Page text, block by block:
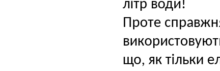
літр води!
Проте
що, як тільки